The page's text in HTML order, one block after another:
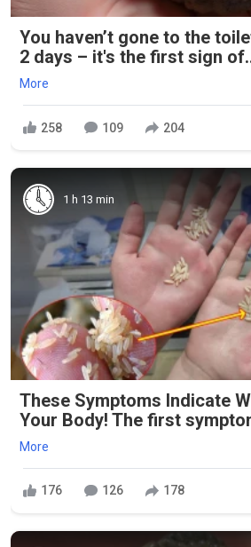
You haven’t gone to the
2 days – it's the first sign
More
258 109 204
1 h 13 min
These Symptoms Indicate
Your Body! The first
More
176 126 178